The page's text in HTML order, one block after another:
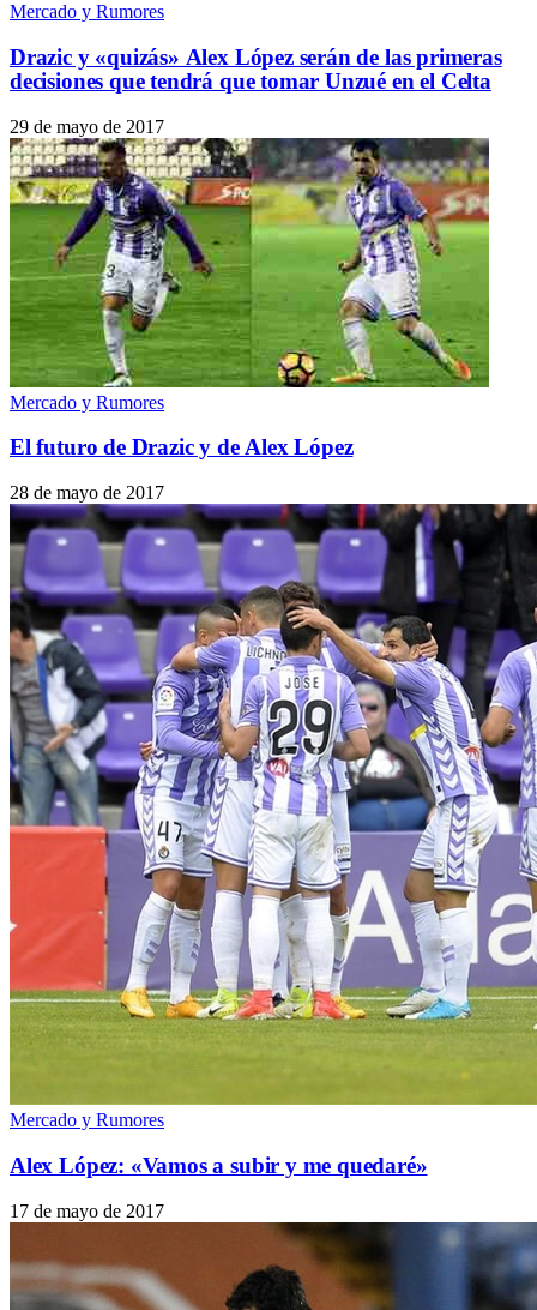
Mercado y Rumores
Drazic y «quizás» Alex López serán de las primeras
decisiones que tendrá que tomar Unzué en el Celta
29 de mayo de 2017
Mercado y Rumores
El futuro de Drazic y de Alex López
28 de mayo de 2017
Mercado y Rumores
Alex López: «Vamos a subir y me quedaré»
17 de mayo de 2017